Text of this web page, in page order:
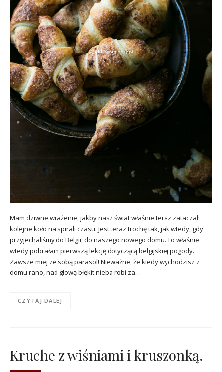
Mam dziwne wrażenie, jakby nasz świat właśnie teraz zataczał
kolejne koło na spirali czasu. Jest teraz trochę tak, jak wtedy, gdy
przyjechaliśmy do Belgii, do naszego nowego domu. To właśnie
wtedy pobrałam pierwszą lekcję dotyczącą belgijskiej pogody.
Zawsze miej ze sobą parasol! Nieważne, że kiedy wychodzisz z
domu rano, nad głową błękit nieba robi za…
CZYTAJ DALEJ
Kruche z wiśniami i kruszonką.